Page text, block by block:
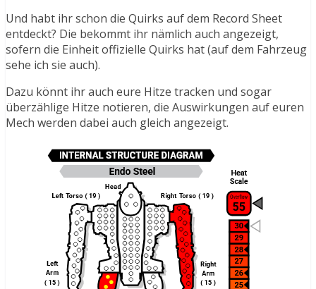
Und habt ihr schon die Quirks auf dem Record Sheet
entdeckt? Die bekommt ihr nämlich auch angezeigt,
sofern die Einheit offizielle Quirks hat (auf dem Fahrzeug
sehe ich sie auch).
Dazu könnt ihr auch eure Hitze tracken und sogar
überzählige Hitze notieren, die Auswirkungen auf euren
Mech werden dabei auch gleich angezeigt.